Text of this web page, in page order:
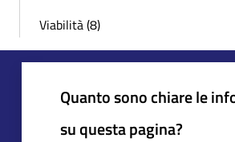
Viabilità (8)
Quanto sono chiare le
su questa pagina?